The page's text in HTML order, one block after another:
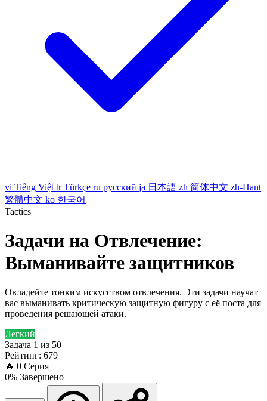
vi Tiếng Việt tr Türkçe ru русский ja 日本語 zh 简体中文 zh-Hant
繁體中文 ko 한국어
Tactics
Задачи на Отвлечение:
Выманивайте защитников
Овладейте тонким искусством отвлечения. Эти задачи научат
вас выманивать критическую защитную фигуру с её поста для
проведения решающей атаки.
Легкий
Задача 1 из 50
Рейтинг: 679
🔥 0 Серия
0% Завершено